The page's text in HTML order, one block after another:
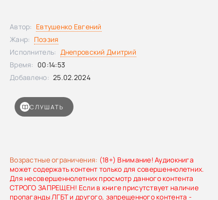
Возрастные ограничения: (18+) Внимание! Аудиокнига
может содержать контент только для совершеннолетних.
Для несовершеннолетних просмотр данного контента
СТРОГО ЗАПРЕЩЕН! Если в книге присутствует наличие
пропаганды ЛГБТ и другого, запрещенного контента -
СЛУШАТЬ
Автор: Евтушенко Евгений
Жанр: Поэзия
Исполнитель: Днепровский Дмитрий
Время: 00:14:53
Добавлено: 25.02.2024